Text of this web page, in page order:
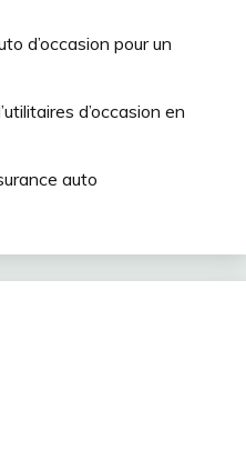
d’occasion pour un
d’occasion en
auto